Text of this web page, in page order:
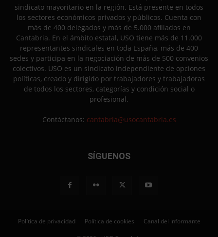
sindicato mayoritario en la región. Está presente en todos
los sectores económicos privados y públicos. Cuenta con
más de 400 delegados y más de 5.000 afiliados en
Cantabria. En el ámbito estatal, USO tiene más de 11.000
representantes sindicales en toda España, más de 400
sedes y participa en la negociación de más de 500 convenios
colectivos. USO es un sindicato independiente de opciones
políticas, creado y dirigido por trabajadores y trabajadoras
de todos los sectores, categorías y condición social o
profesional.
Contáctanos: cantabria@usocantabria.es
SÍGUENOS
Política de privacidad Política de cookies Canal del informante